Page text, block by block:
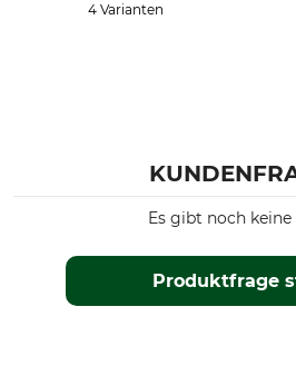
4 Varianten
Produktfrage
Es gibt noch keine